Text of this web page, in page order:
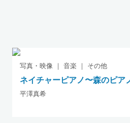
写真・映像 ｜ 音楽 ｜ その他
ネイチャーピアノ〜森のピア
平澤真希